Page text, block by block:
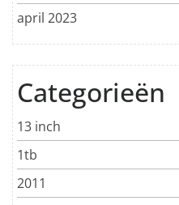
april 2023
Categorieën
13 inch
1tb
2011